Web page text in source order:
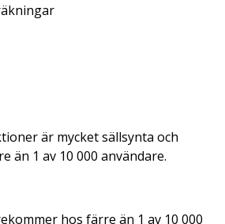
är mycket sällsynta och
än 1 av 10 000 användare.
hos färre än 1 av 10 000